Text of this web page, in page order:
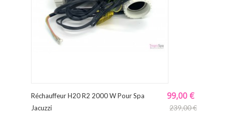
Réchauffeur H20 R2 2000 W Pour Spa
Jacuzzi
99,00 €
239,00 €